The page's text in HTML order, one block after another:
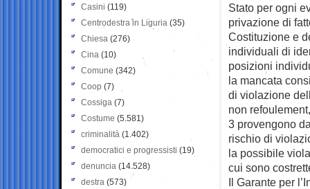
Stato per ogni
privazione di
Costituzione e
individuali di
posizioni
la mancata
di violazione
non
3 provengono
rischio di
la possibile
cui sono
Il Garante per
Casini (119)
Centrodestra in Liguria (35)
Chiesa (276)
Cina (10)
Comune (342)
Coop (7)
Cossiga (7)
Costume (5.581)
criminalità (1.402)
democratici e progressisti (19)
denuncia (14.528)
destra (573)